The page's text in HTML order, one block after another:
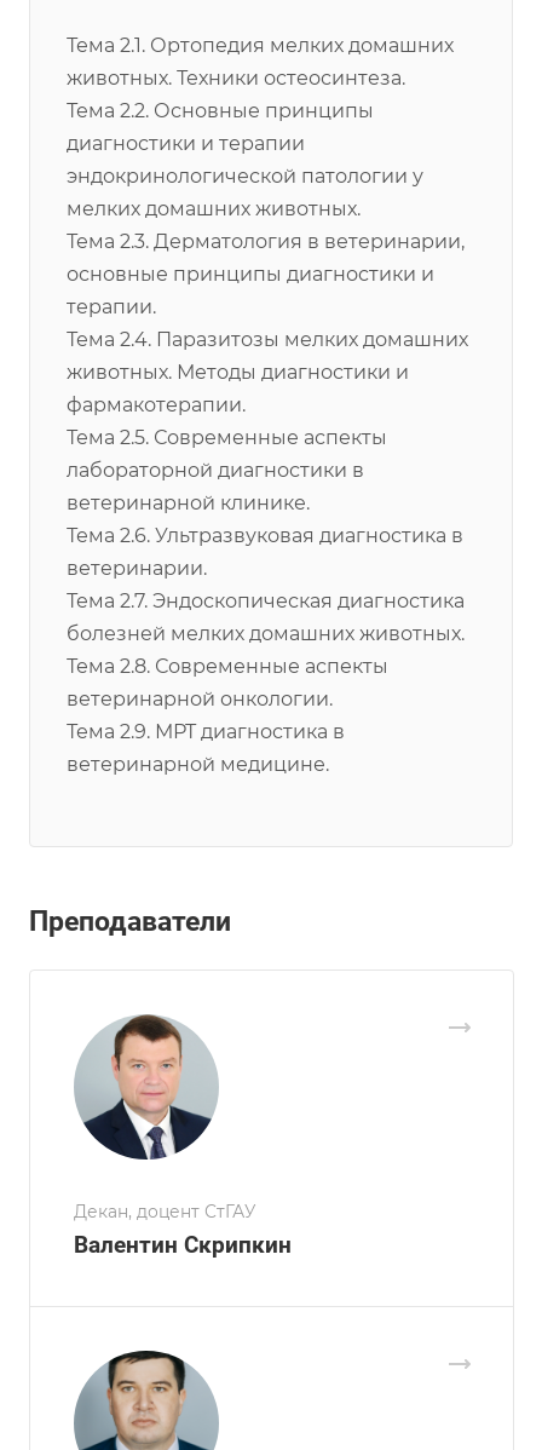
Тема 2.1. Ортопедия мелких домашних
животных. Техники остеосинтеза.
Тема 2.2. Основные принципы
диагностики и терапии
эндокринологической патологии у
мелких домашних животных.
Тема 2.3. Дерматология в ветеринарии,
основные принципы диагностики и
терапии.
Тема 2.4. Паразитозы мелких домашних
животных. Методы диагностики и
фармакотерапии.
Тема 2.5. Современные аспекты
лабораторной диагностики в
ветеринарной клинике.
Тема 2.6. Ультразвуковая диагностика в
ветеринарии.
Тема 2.7. Эндоскопическая диагностика
болезней мелких домашних животных.
Тема 2.8. Современные аспекты
ветеринарной онкологии.
Тема 2.9. МРТ диагностика в
ветеринарной медицине.
Преподаватели
Декан, доцент СтГАУ
Валентин Скрипкин